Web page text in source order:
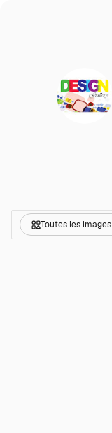
Toutes les images